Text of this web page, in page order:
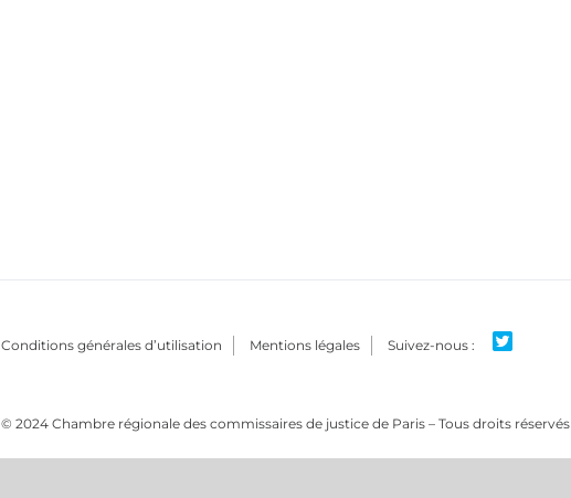
Conditions générales d’utilisation Mentions légales
© 2024 Chambre régionale des commissaires de justice de Paris – Tous droits réservés